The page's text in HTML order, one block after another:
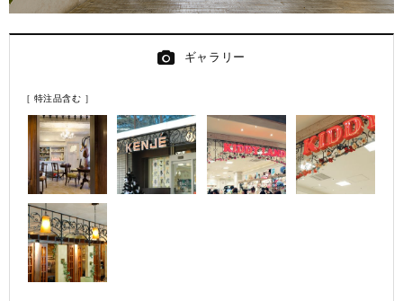
ギャラリー
［ 特注品含む ］